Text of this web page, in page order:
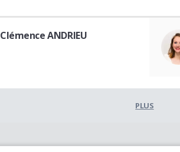
Clémence ANDRIEU
PLUS